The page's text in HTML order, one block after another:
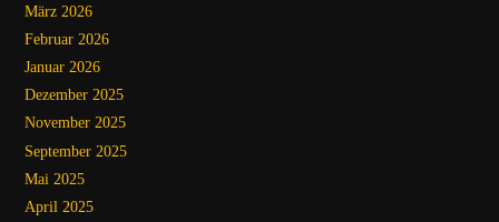
März 2026
Februar 2026
Januar 2026
Dezember 2025
November 2025
September 2025
Mai 2025
April 2025